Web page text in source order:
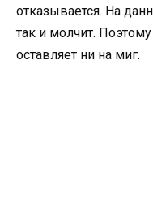
отказывается. На
так и молчит.
оставляет ни на миг.